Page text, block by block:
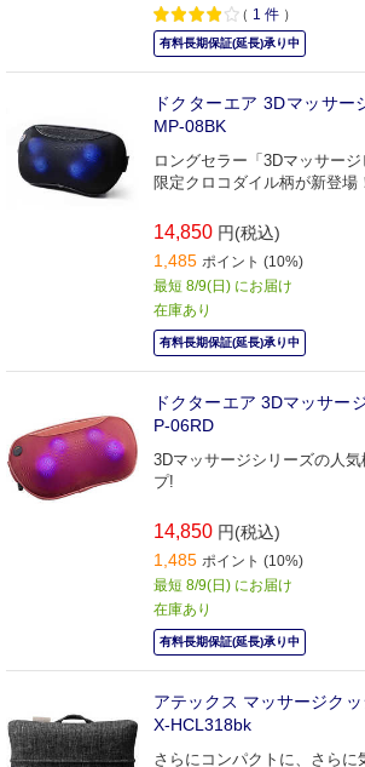
（ 1 件 ）
有料長期保証(延長)承り中
ドクターエア 3Dマッサ
MP-08BK
ロングセラー「3Dマッサー
限定クロコダイル柄が新登場
14,850 円(税込)
1,485 ポイント (10%)
最短 8/9(日) にお届け
在庫あり
有料長期保証(延長)承り中
ドクターエア 3Dマッサー
P-06RD
3Dマッサージシリーズの人
プ!
14,850 円(税込)
1,485 ポイント (10%)
最短 8/9(日) にお届け
在庫あり
有料長期保証(延長)承り中
アテックス マッサージク
X-HCL318bk
さらにコンパクトに、さらに